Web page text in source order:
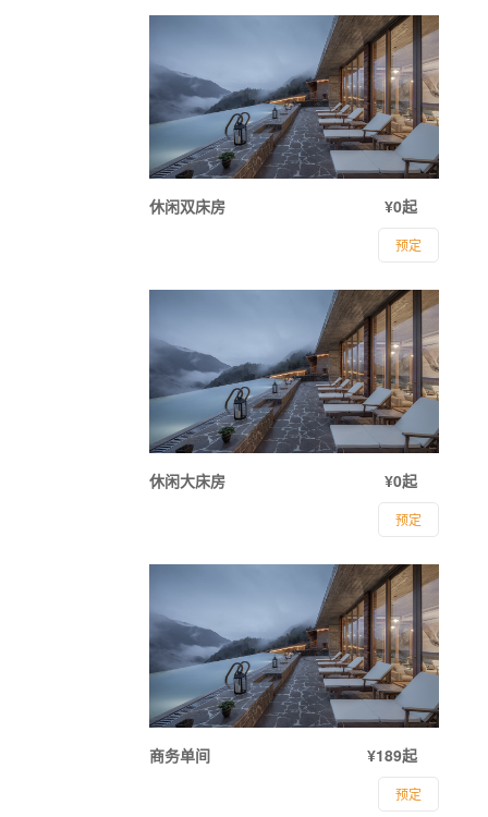
休闲双床房 ¥0起
预定
休闲大床房 ¥0起
预定
商务单间 ¥189起
预定